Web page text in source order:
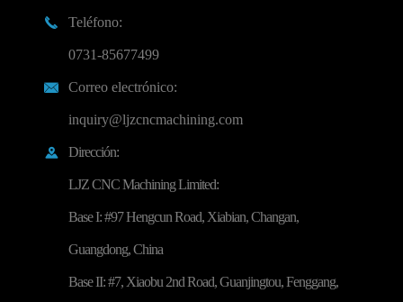

Teléfono:
0731-85677499

Correo electrónico:
inquiry@ljzcncmachining.com

Dirección:
LJZ CNC Machining Limited:
Base I: #97 Hengcun Road, Xiabian, Changan,
Guangdong, China
Base II: #7, Xiaobu 2nd Road, Guanjingtou, Fenggang,